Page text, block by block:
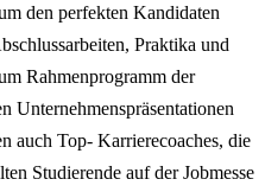
den perfekten Kandidaten
Praktika und
Rahmenprogramm der
Unternehmenspräsentationen
auch Top- Karrierecoaches, die
Studierende auf der Jobmesse